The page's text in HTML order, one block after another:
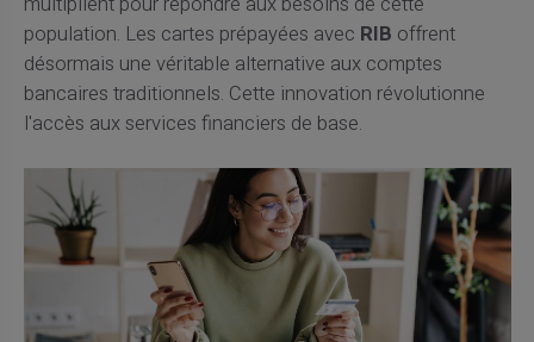
population. Les cartes prépayées avec RIB offrent
désormais une véritable alternative aux comptes
bancaires traditionnels. Cette innovation révolutionne
l'accès aux services financiers de base.